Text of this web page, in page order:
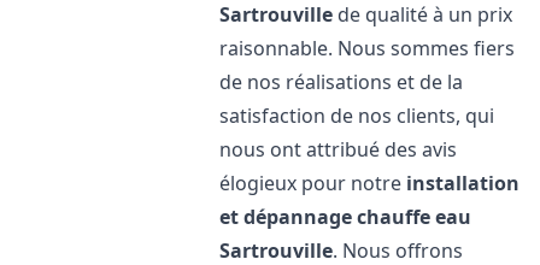
Sartrouville de qualité à un prix
raisonnable. Nous sommes fiers
de nos réalisations et de la
satisfaction de nos clients, qui
nous ont attribué des avis
élogieux pour notre installation
et dépannage chauffe eau
Sartrouville. Nous offrons